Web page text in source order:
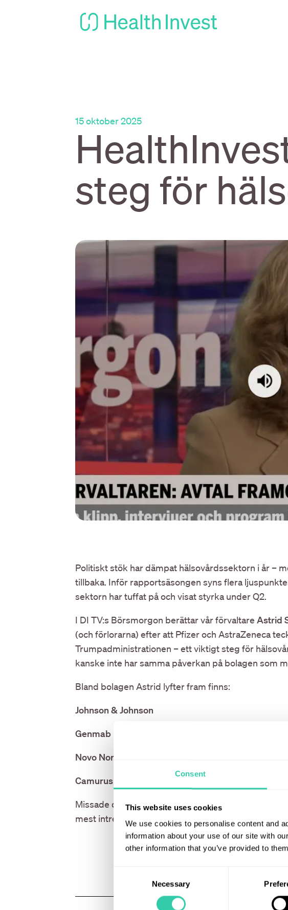
Consent
This website uses cookies
We use cookies to personalise content and
information about your use of our site with
other information that you’ve provided to
Necessary
15 oktober 2025
steg för
Politiskt stök har dämpat hälsovårdssektorn i år –
tillbaka. Inför rapportsäsongen syns flera
sektorn har tuffat på och visat styrka under Q2.
I DI TV:s Börsmorgon berättar vår förvaltare Astrid
(och förlorarna) efter att Pfizer och AstraZeneca
Trumpadministrationen – ett viktigt steg för
kanske inte har samma påverkan på bolagen som
Bland bolagen Astrid lyfter fram finns:
Johnson & Johnson
Genmab
Novo Nordisk
Camurus
Missade du sändningen? Se inslaget
mest intressanta aktierna inom hälsovård.